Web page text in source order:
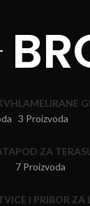
LAMELIRANE
3 Proizvoda
POD ZA
7 Proizvoda
I PRIBOR ZA